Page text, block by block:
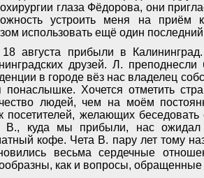
глаза Фёдорова, они
устроить меня на приём
использовать ещё один
18 августа прибыли в
друзей. Л.
в городе вёз нас владелец
понаслышке. Хочется отметить
людей, чем на моём
посетителей, желающих
В., куда мы прибыли, нас ожидал
кофе. Чета В. пару лет тому
весьма сердечные
как и вопросы, обращенные